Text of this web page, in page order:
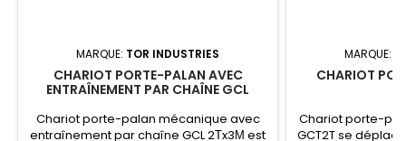
MARQUE: TOR INDUSTRIES
CHARIOT PORTE-PALAN AVEC
ENTRAÎNEMENT PAR CHAÎNE GCL
Chariot porte-palan mécanique avec
entraînement par chaîne GCL 2Тx3М est
MARQUE:
CHARIOT
Chariot porte-
GCT2T se